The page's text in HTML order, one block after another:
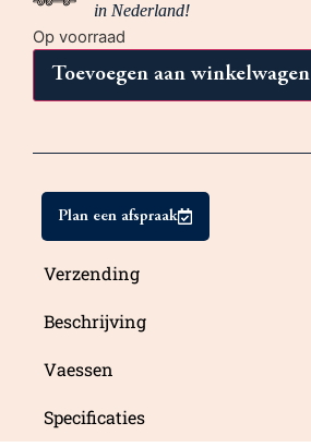
in Nederland!
Op voorraad
Toevoegen aan winkelwagen
Plan een afspraak
Verzending
Beschrijving
Vaessen
Specificaties